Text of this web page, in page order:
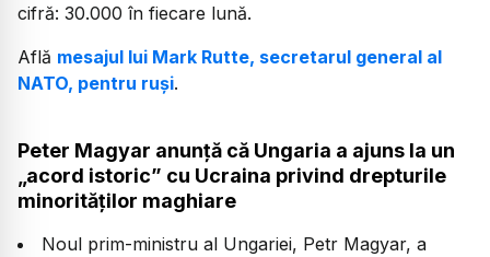
cifră: 30.000 în fiecare lună.
Află mesajul lui Mark Rutte, secretarul general al
NATO, pentru ruși.
Peter Magyar anunță că Ungaria a ajuns la un
„acord istoric” cu Ucraina privind drepturile
minorităților maghiare
Noul prim-ministru al Ungariei, Petr Magyar, a